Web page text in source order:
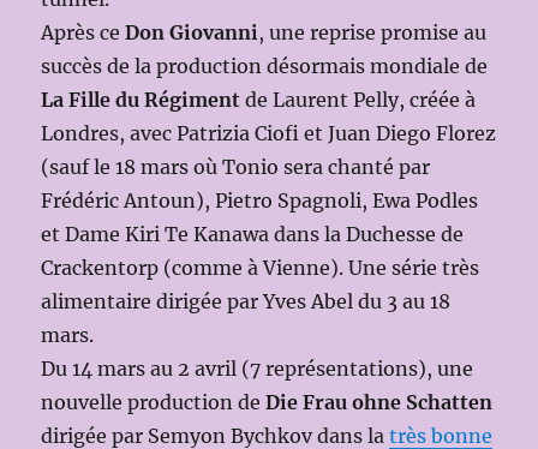
Après ceDon Giovanni , une reprise promise au
succès de la production désormais mondiale de
La Fille du Régiment de Laurent Pelly, créée à
Londres, avec Patrizia Ciofi et Juan Diego Florez
(sauf le 18 mars où Tonio sera chanté par
Frédéric Antoun), Pietro Spagnoli, Ewa Podles
et Dame Kiri Te Kanawa dans la Duchesse de
Crackentorp (comme à Vienne). Une série très
alimentaire dirigée par Yves Abel du 3 au 18
mars.
Du 14 mars au 2 avril (7 représentations), une
nouvelle production deDie Frau ohne Schatten
dirigée par Semyon Bychkov dans latrès bonne